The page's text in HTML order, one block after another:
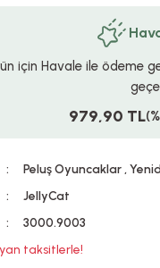
için Havale ile ödeme
979,90 TL
Peluş Oyuncaklar,
JellyCat
3000.9003
taksitlerle!